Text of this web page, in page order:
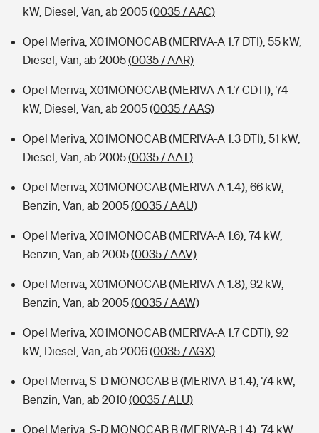
kW, Diesel, Van, ab 2005(0035 / AAC)
Opel Meriva, X01MONOCAB (MERIVA-A 1.7 DTI), 55 kW,
Diesel, Van, ab 2005(0035 / AAR)
Opel Meriva, X01MONOCAB (MERIVA-A 1.7 CDTI), 74
kW, Diesel, Van, ab 2005(0035 / AAS)
Opel Meriva, X01MONOCAB (MERIVA-A 1.3 DTI), 51 kW,
Diesel, Van, ab 2005(0035 / AAT)
Opel Meriva, X01MONOCAB (MERIVA-A 1.4), 66 kW,
Benzin, Van, ab 2005(0035 / AAU)
Opel Meriva, X01MONOCAB (MERIVA-A 1.6), 74 kW,
Benzin, Van, ab 2005(0035 / AAV)
Opel Meriva, X01MONOCAB (MERIVA-A 1.8), 92 kW,
Benzin, Van, ab 2005(0035 / AAW)
Opel Meriva, X01MONOCAB (MERIVA-A 1.7 CDTI), 92
kW, Diesel, Van, ab 2006(0035 / AGX)
Opel Meriva, S-D MONOCAB B (MERIVA-B 1.4), 74 kW,
Benzin, Van, ab 2010(0035 / ALU)
Opel Meriva, S-D MONOCAB B (MERIVA-B 1.4), 74 kW,